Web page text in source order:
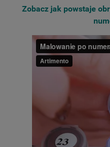
Zobacz jak powstaje